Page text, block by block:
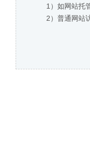
1）如网站托
2）普通网站